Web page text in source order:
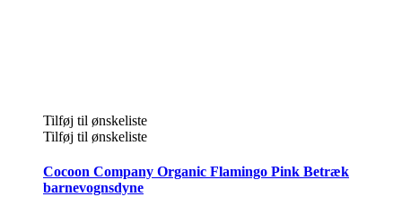
Tilføj til ønskeliste
Tilføj til ønskeliste
Cocoon Company Organic Flamingo Pink Betræk
barnevognsdyne